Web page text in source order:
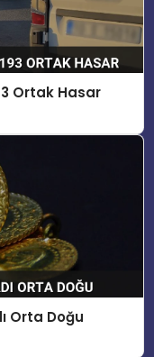
Ortak Hasar
Orta Doğu